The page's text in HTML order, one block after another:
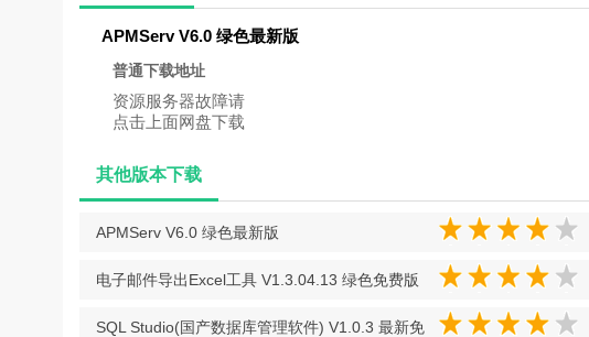
APMServ V6.0 绿色最新版
普通下载地址
资源服务器故障请
点击上面网盘下载
其他版本下载
APMServ V6.0 绿色最新版
电子邮件导出Excel工具 V1.3.04.13 绿色免费版
SQL Studio(国产数据库管理软件) V1.0.3 最新免